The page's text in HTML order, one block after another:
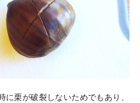
に栗が破裂しないためでもあり、